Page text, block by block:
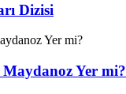
Dizisi
Yer mi?